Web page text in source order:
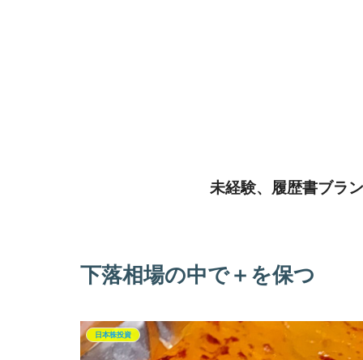
未経験、履歴書ブラ
下落相場の中で＋を保つ
日本株投資